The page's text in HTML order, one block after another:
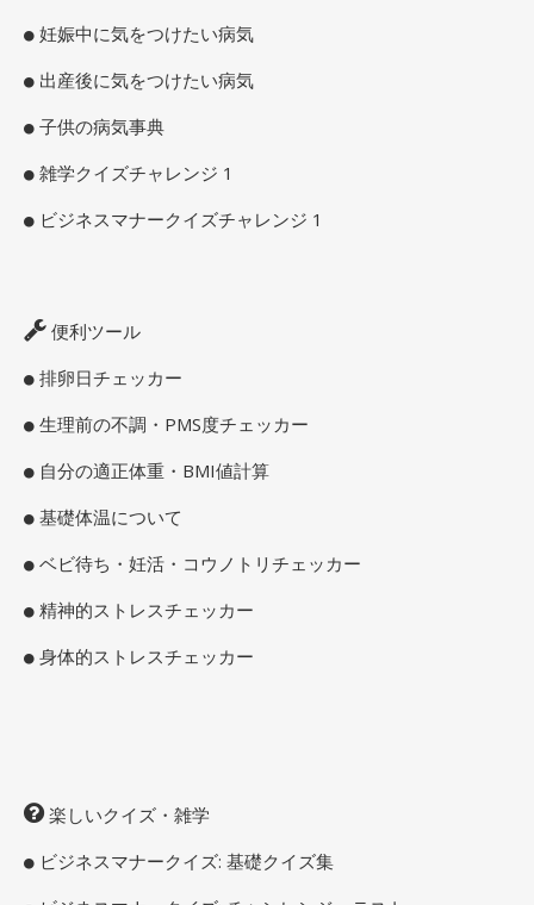
妊娠中に気をつけたい病気
出産後に気をつけたい病気
子供の病気事典
雑学クイズチャレンジ 1
ビジネスマナークイズチャレンジ 1
便利ツール
排卵日チェッカー
生理前の不調・PMS度チェッカー
自分の適正体重・BMI値計算
基礎体温について
ベビ待ち・妊活・コウノトリチェッカー
精神的ストレスチェッカー
身体的ストレスチェッカー
楽しいクイズ・雑学
ビジネスマナークイズ: 基礎クイズ集